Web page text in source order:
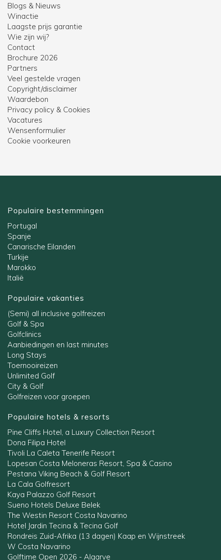
Blogs & Nieuws
Winactie
Laagste prijs garantie
Wie zijn wij?
Contact
Brochure 2026
Partners
Veel gestelde vragen
Copyright/disclaimer
Waardebon
Privacy policy & Cookies
Vacatures
Wensenformulier
Cookie voorkeuren
Populaire bestemmingen
Portugal
Spanje
Canarische Eilanden
Turkije
Marokko
Italië
Populaire vakanties
(Semi) all inclusive golfreizen
Golf & Spa
Golfclinics
Aanbiedingen en last minutes
Long Stays
Toernooireizen
Unlimited Golf
City & Golf
Golfreizen voor groepen
Populaire hotels & resorts
Pine Cliffs Hotel, a Luxury Collection Resort
Dona Filipa Hotel
Tivoli La Caleta Tenerife Resort
Lopesan Costa Meloneras Resort, Spa & Casino
Pestana Viking Beach & Golf Resort
La Cala Golfresort
Kaya Palazzo Golf Resort
Sueno Hotels Deluxe Belek
The Westin Resort Costa Navarino
Hotel Jardin Tecina & Tecina Golf
Rondreis Zuid-Afrika (13 dagen) Kaap en Wijnstreek
W Costa Navarino
Golftime Open 2026 - Algarve